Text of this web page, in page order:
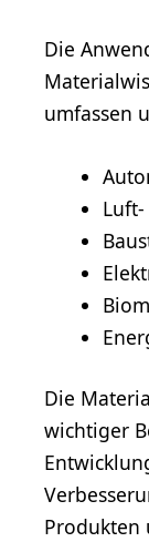
Die
umfassen
Die
wichtiger
Produkten